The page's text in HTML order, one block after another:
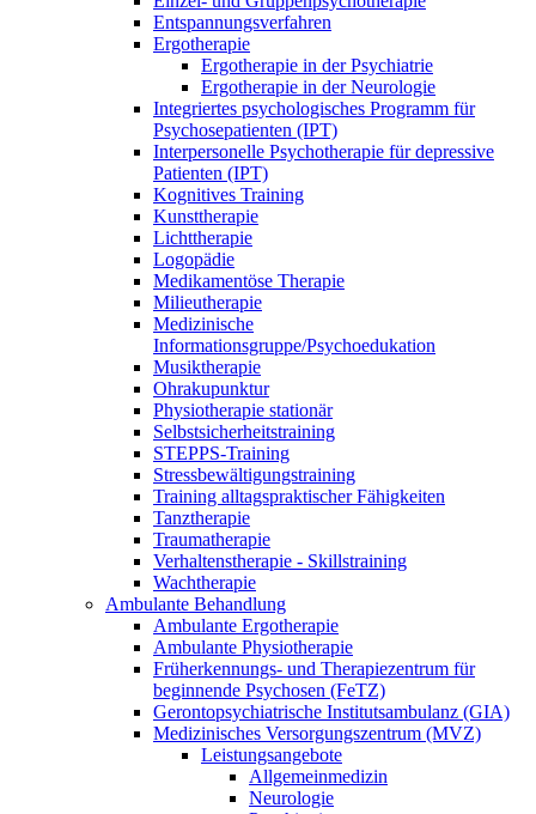
Entspannungsverfahren
Ergotherapie
Ergotherapie in der Psychiatrie
Ergotherapie in der Neurologie
Integriertes psychologisches Programm für
Psychosepatienten (IPT)
Interpersonelle Psychotherapie für depressive
Patienten (IPT)
Kognitives Training
Kunsttherapie
Lichttherapie
Logopädie
Medikamentöse Therapie
Milieutherapie
Medizinische
Informationsgruppe/Psychoedukation
Musiktherapie
Ohrakupunktur
Physiotherapie stationär
Selbstsicherheitstraining
STEPPS-Training
Stressbewältigungstraining
Training alltagspraktischer Fähigkeiten
Tanztherapie
Traumatherapie
Verhaltenstherapie - Skillstraining
Wachtherapie
Ambulante Behandlung
Ambulante Ergotherapie
Ambulante Physiotherapie
Früherkennungs- und Therapiezentrum für
beginnende Psychosen (FeTZ)
Gerontopsychiatrische Institutsambulanz (GIA)
Medizinisches Versorgungszentrum (MVZ)
Leistungsangebote
Allgemeinmedizin
Neurologie